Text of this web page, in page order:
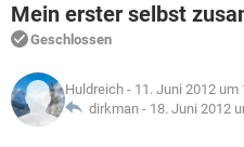
WHATSAPP
FACEBOOK
WINDOWS 10
WHATSAPP
FACEBOOK
SPIELE
ANDROID
WINDOWS 10
WHATSAPP
FORUM
SPIELE
ANDROID
LEXIKON
SPIELE
Mein erster selbst
Geschlossen
Huldreich - 11. Juni 2012 um
dirkman - 18. Juni 2012